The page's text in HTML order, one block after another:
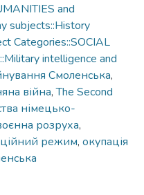
and
subjects::History
Categories::SOCIAL
intelligence and
Смоленська,
війна,The Second
німецько-
розруха,
режим, окупація